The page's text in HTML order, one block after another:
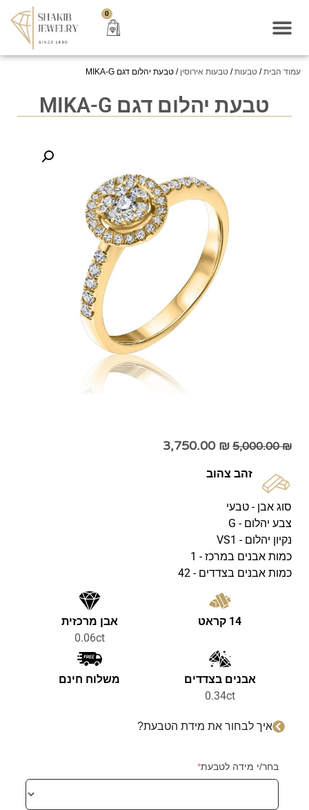
0
עמוד הבית/ טבעות/ טבעות אירוסין / טבעת יהלום דגם MIKA-G
טבעת יהלום דגם MIKA-G
5,000.00₪
3,750.00 ₪
זהב צהוב
סוג אבן - טבעי
צבע יהלום - G
נקיון יהלום - VS1
כמות אבנים במרכז - 1
כמות אבנים בצדדים - 42
14 קראט
אבן מרכזית
0.06ct
אבנים בצדדים
0.34ct
משלוח חינם
איך לבחור את מידת הטבעת?
בחר/י מידה לטבעת*